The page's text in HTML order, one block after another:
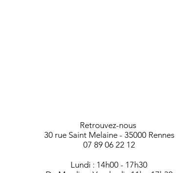
Retrouvez-nous
30 rue Saint Melaine - 35000 Rennes
07 89 06 22 12
Lundi : 14h00 - 17h30